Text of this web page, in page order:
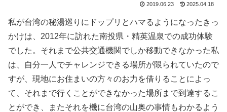
2019.06.23 2025.04.18
私が台湾の秘湯巡りにドップリとハマるようになったきっ
かけは、2012年に訪れた南投県・精英温泉での成功体験
でした。それまで公共交通機関でしか移動できなかった私
は、自分一人でチャレンジできる場所が限られていたので
すが、現地にお住まいの方々のお力を借りることによっ
て、それまで行くことができなかった場所まで到達するこ
とができ、またそれを機に台湾の山奥の事情もわかるよう